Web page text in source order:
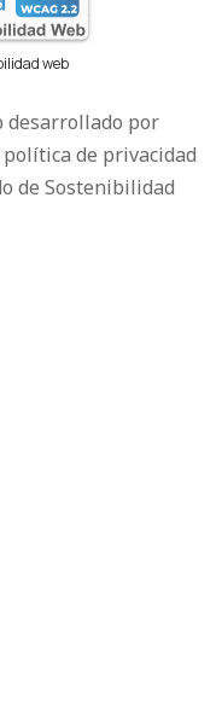
web
desarrollado por
de privacidad
de Sostenibilidad